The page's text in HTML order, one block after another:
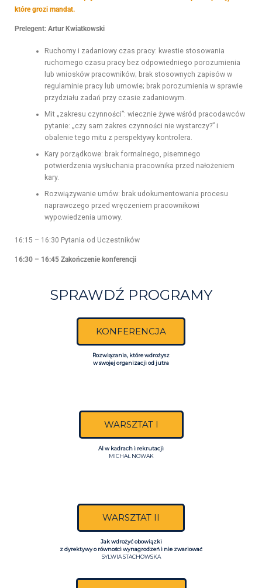
które grozi mandat.
Prelegent: Artur Kwiatkowski
Ruchomy i zadaniowy czas pracy: kwestie stosowania
ruchomego czasu pracy bez odpowiedniego porozumienia
lub wniosków pracowników; brak stosownych zapisów w
regulaminie pracy lub umowie; brak porozumienia w sprawie
przydziału zadań przy czasie zadaniowym.
Mit „zakresu czynności”: wiecznie żywe wśród pracodawców
pytanie: „czy sam zakres czynności nie wystarczy?” i
obalenie tego mitu z perspektywy kontrolera.
Kary porządkowe: brak formalnego, pisemnego
potwierdzenia wysłuchania pracownika przed nałożeniem
kary.
Rozwiązywanie umów: brak udokumentowania procesu
naprawczego przed wręczeniem pracownikowi
wypowiedzenia umowy.
16:15 – 16:30 Pytania od Uczestników
1 6:30 – 16:45 Zakończenie konferencji
SPRAWDŹ PROGRAMY
KONFERENCJA
Rozwiązania, które wdrożysz
w swojej organizacji od jutra
WARSZTAT I
AI w kadrach i rekrutacji
MICHAŁ NOWAK
WARSZTAT II
Jak wdrożyć obowiązki
z dyrektywy o równości wynagrodzeń i nie zwariować
SYLWIA STACHOWSKA